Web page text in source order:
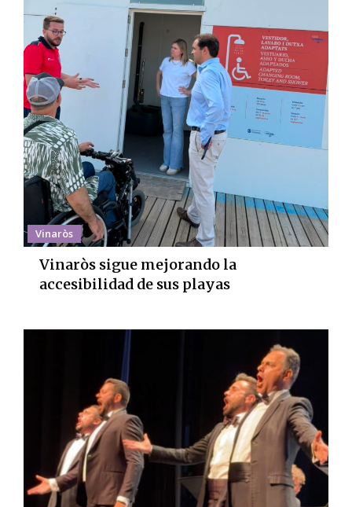
Vinaròs
Vinaròs sigue mejorando la
accesibilidad de sus playas